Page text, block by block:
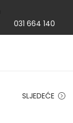
031 664 140
SLJEDEĆE